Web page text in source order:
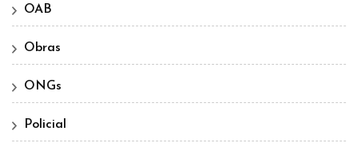
OAB
Obras
ONGs
Policial